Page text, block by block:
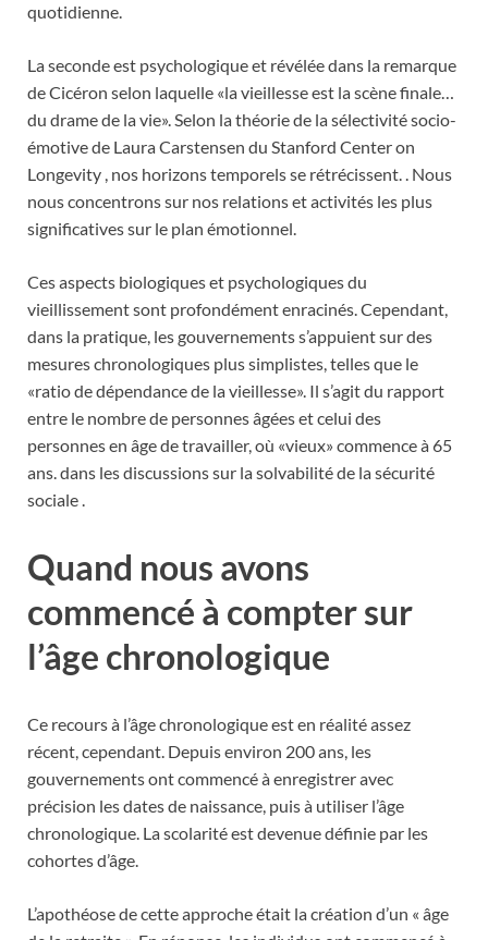
quotidienne.
La seconde est psychologique et révélée dans la remarque
de Cicéron selon laquelle «la vieillesse est la scène finale…
du drame de la vie». Selon la théorie de la sélectivité socio-
émotive de Laura Carstensen du Stanford Center on
Longevity , nos horizons temporels se rétrécissent. . Nous
nous concentrons sur nos relations et activités les plus
significatives sur le plan émotionnel.
Ces aspects biologiques et psychologiques du
vieillissement sont profondément enracinés. Cependant,
dans la pratique, les gouvernements s’appuient sur des
mesures chronologiques plus simplistes, telles que le
«ratio de dépendance de la vieillesse». Il s’agit du rapport
entre le nombre de personnes âgées et celui des
personnes en âge de travailler, où «vieux» commence à 65
ans. dans les discussions sur la solvabilité de la sécurité
sociale .
Quand nous avons
commencé à compter sur
l’âge chronologique
Ce recours à l’âge chronologique est en réalité assez
récent, cependant. Depuis environ 200 ans, les
gouvernements ont commencé à enregistrer avec
précision les dates de naissance, puis à utiliser l’âge
chronologique. La scolarité est devenue définie par les
cohortes d’âge.
L’apothéose de cette approche était la création d’un « âge